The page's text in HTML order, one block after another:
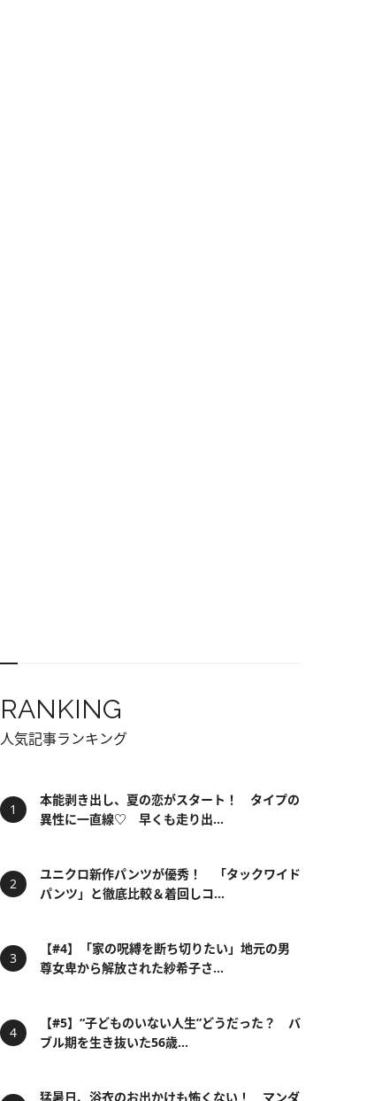
RANKING
人気記事ランキング
本能剥き出し、夏の恋がスタート！ タイプの
異性に一直線♡ 早くも走り出...
ユニクロ新作パンツが優秀！ 「タックワイド
パンツ」と徹底比較＆着回しコ...
【#4】「家の呪縛を断ち切りたい」地元の男
尊女卑から解放された紗希子さ...
【#5】“子どものいない人生”どうだった？ バ
ブル期を生き抜いた56歳...
猛暑日、浴衣のお出かけも怖くない！ マンダ